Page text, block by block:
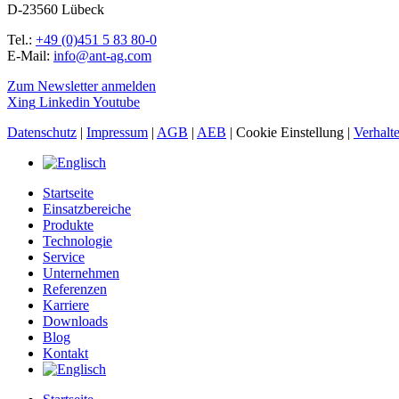
D-23560 Lübeck
Tel.: +49 (0)451 5 83 80-0
E-Mail: info@ant-ag.com
Zum Newsletter anmelden
Xing Linkedin Youtube
Datenschutz | Impressum | AGB | AEB | Cookie Einstellung |
Startseite
Einsatzbereiche
Produkte
Technologie
Service
Unternehmen
Referenzen
Karriere
Downloads
Blog
Kontakt